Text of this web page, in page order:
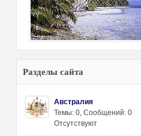
Разделы сайта
Австралия
Темы: 0, Сообщений: 0
Отсутствуют